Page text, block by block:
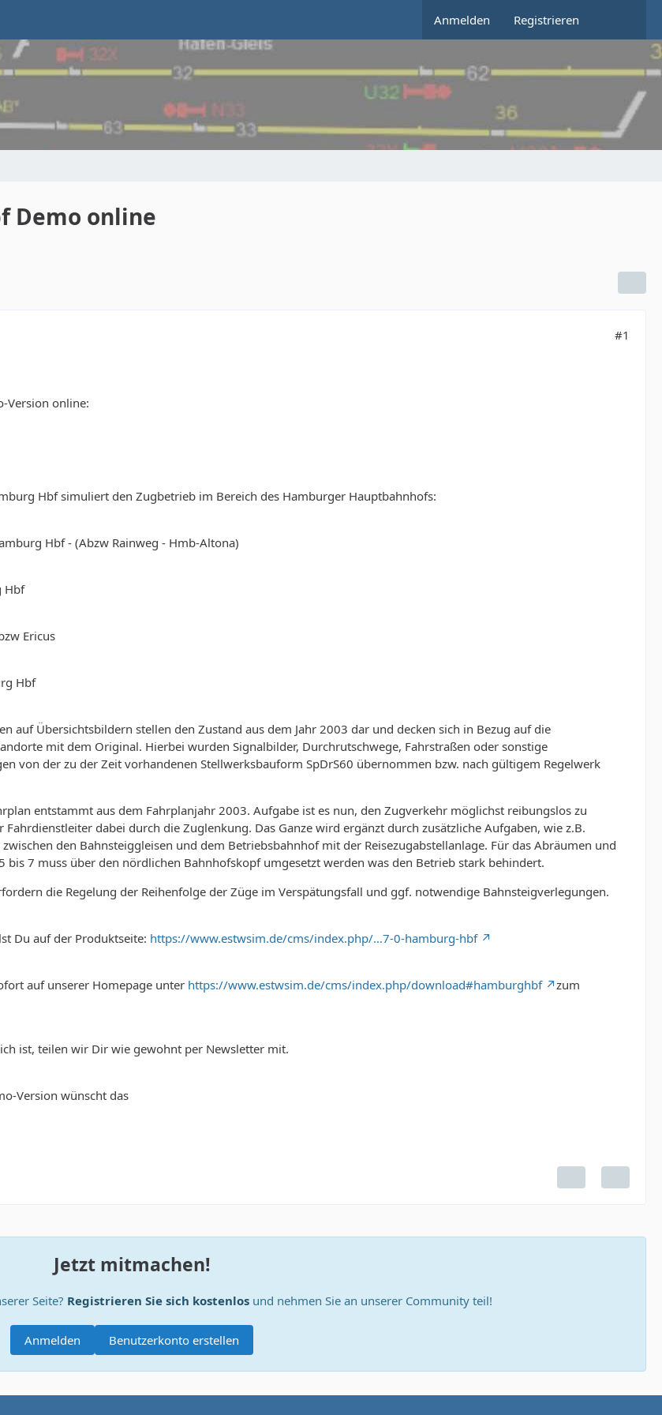
Anmelden Registrieren
Demo online
#1
Version online:
Hbf simuliert den Zugbetrieb im Bereich des Hamburger Hauptbahnhofs:
Hbf - (Abzw Rainweg - Hmb-Altona)
Hbf
Ericus
Hbf
auf Übersichtsbildern stellen den Zustand aus dem Jahr 2003 dar und decken sich in Bezug auf die
mit dem Original. Hierbei wurden Signalbilder, Durchrutschwege, Fahrstraßen oder sonstige
von der zu der Zeit vorhandenen Stellwerksbauform SpDrS60 übernommen bzw. nach gültigem Regelwerk
entstammt aus dem Fahrplanjahr 2003. Aufgabe ist es nun, den Zugverkehr möglichst reibungslos zu
dabei durch die Zuglenkung. Das Ganze wird ergänzt durch zusätzliche Aufgaben, wie z.B.
den Bahnsteiggleisen und dem Betriebsbahnhof mit der Reisezugabstellanlage. Für das Abräumen und
bis 7 muss über den nördlichen Bahnhofskopf umgesetzt werden was den Betrieb stark behindert.
die Regelung der Reihenfolge der Züge im Verspätungsfall und ggf. notwendige Bahnsteigverlegungen.
Du auf der Produktseite: https://www.estwsim.de/cms/index.php/…7-0-hamburg-hbf
auf unserer Homepage unter https://www.estwsim.de/cms/index.php/download#hamburghbf
zum
ist, teilen wir Dir wie gewohnt per Newsletter mit.
Version wünscht das
Jetzt mitmachen!
Seite? Registrieren Sie sich kostenlos und nehmen Sie an unserer Community teil!
Benutzerkonto erstellen
Anmelden